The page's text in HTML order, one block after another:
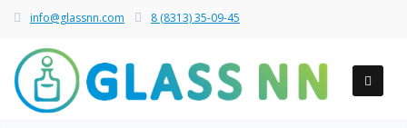
info@glassnn.com 8 (8313) 35-09-45